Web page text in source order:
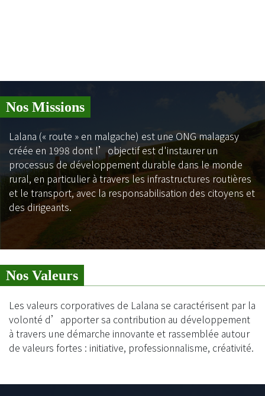
Nos Missions
Lalana (« route » en malgache) est une ONG malagasy
créée en 1998 dont l’objectif est d'instaurer un
processus de développement durable dans le monde
rural, en particulier à travers les infrastructures routières
et le transport, avec la responsabilisation des citoyens et
des dirigeants.
Nos Valeurs
Les valeurs corporatives de Lalana se caractérisent par la
volonté d’apporter sa contribution au développement
à travers une démarche innovante et rassemblée autour
de valeurs fortes : initiative, professionnalisme, créativité.